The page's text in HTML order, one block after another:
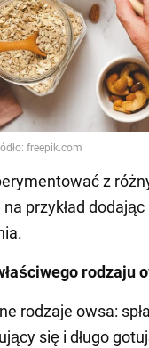
z
na przykład
rodzaju
rodzaje owsa:
się i długo